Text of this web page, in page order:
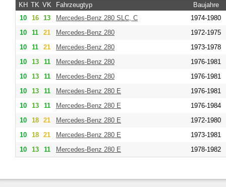
KH TK VK Fahrzeugtyp
Baujahre
10
16 13 Mercedes-Benz 280 SLC, C
1974-1980
10
11 21 Mercedes-Benz 280
1972-1975
10
11 21 Mercedes-Benz 280
1973-1978
10
13 11 Mercedes-Benz 280
1976-1981
10
13 11 Mercedes-Benz 280
1976-1981
10
13 11 Mercedes-Benz 280 E
1976-1981
10
13 11 Mercedes-Benz 280 E
1976-1984
10
18 21 Mercedes-Benz 280 E
1972-1980
10
18 21 Mercedes-Benz 280 E
1973-1981
10
13 11 Mercedes-Benz 280 E 1978-1982